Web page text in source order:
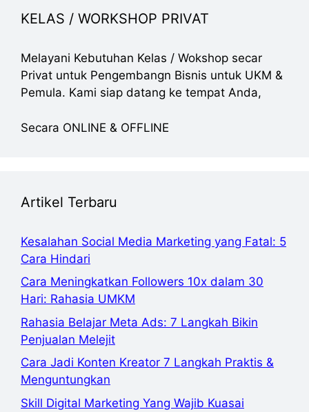
KELAS / WORKSHOP PRIVAT
Melayani Kebutuhan Kelas / Wokshop secar
Privat untuk Pengembangn Bisnis untuk UKM &
Pemula. Kami siap datang ke tempat Anda,
Secara ONLINE & OFFLINE
Artikel Terbaru
Kesalahan Social Media Marketing yang Fatal: 5
Cara Hindari
Cara Meningkatkan Followers 10x dalam 30
Hari: Rahasia UMKM
Rahasia Belajar Meta Ads: 7 Langkah Bikin
Penjualan Melejit
Cara Jadi Konten Kreator 7 Langkah Praktis &
Menguntungkan
Skill Digital Marketing Yang Wajib Kuasai